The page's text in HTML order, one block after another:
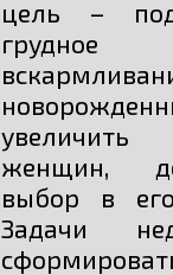
цель –
грудное
женщин,
выбор в
Задачи